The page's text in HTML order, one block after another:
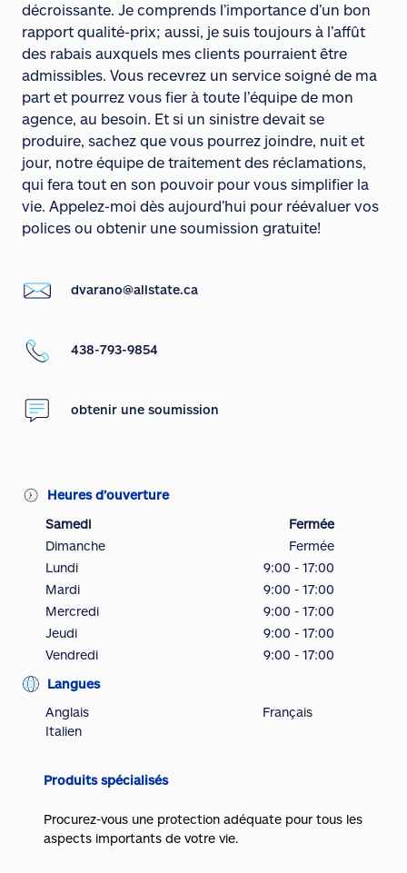
décroissante. Je comprends l’importance d’un bon
rapport qualité-prix; aussi, je suis toujours à l’affût
des rabais auxquels mes clients pourraient être
admissibles. Vous recevrez un service soigné de ma
part et pourrez vous fier à toute l’équipe de mon
agence, au besoin. Et si un sinistre devait se
produire, sachez que vous pourrez joindre, nuit et
jour, notre équipe de traitement des réclamations,
qui fera tout en son pouvoir pour vous simplifier la
vie. Appelez-moi dès aujourd’hui pour réévaluer vos
polices ou obtenir une soumission gratuite!
dvarano@allstate.ca
438-793-9854
obtenir une soumission
Heures d’ouverture
Samedi
Fermée
Dimanche
Fermée
Lundi
9:00 - 17:00
Mardi
9:00 - 17:00
Mercredi
9:00 - 17:00
Jeudi
9:00 - 17:00
Vendredi
9:00 - 17:00
Langues
Anglais
Italien
Français
Produits spécialisés
Procurez-vous une protection adéquate pour tous les
aspects importants de votre vie.